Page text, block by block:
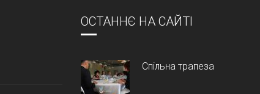
ОСТАННЄ НА САЙТІ
Спільна трапеза